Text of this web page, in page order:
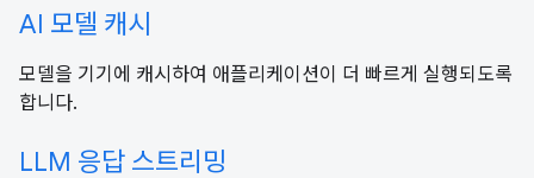
AI 모델 캐시
모델을 기기에 캐시하여 애플리케이션이 더 빠르게 실행되도록
합니다.
LLM 응답 스트리밍